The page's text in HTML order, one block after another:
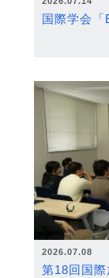
国際学会「
2026.07.08
第18回国